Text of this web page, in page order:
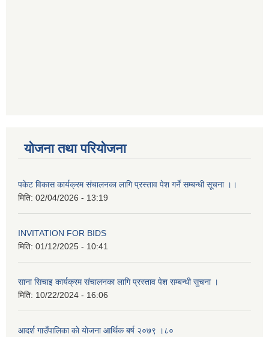
योजना तथा परियोजना
पकेट विकास कार्यक्रम संचालनका लागि प्रस्ताव पेश गर्ने सम्बन्धी सूचना ।।
मिति: 02/04/2026 - 13:19
INVITATION FOR BIDS
मिति: 01/12/2025 - 10:41
साना सिचाइ कार्यक्रम संचालनका लागि प्रस्ताव पेश सम्बन्धी सुचना ।
मिति: 10/22/2024 - 16:06
आदर्श गाउँपालिका काे याेजना आर्थिक बर्ष २०७९ ।८०